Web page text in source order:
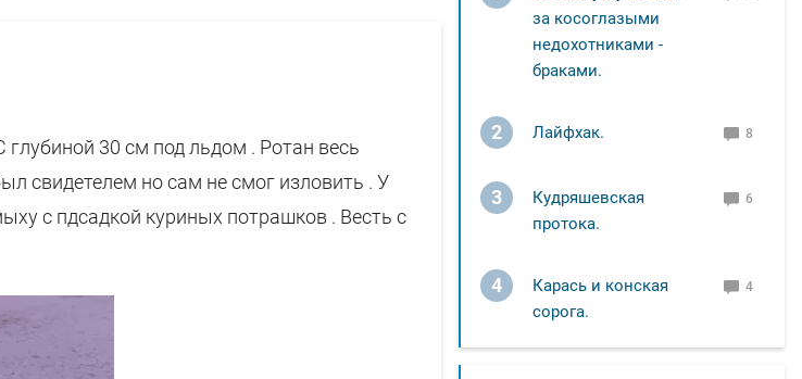
30 см под льдом . Ротан весь
свидетелем но сам не смог изловить . У
с пдсадкой куриных потрашков . Весть с
за косоглазыми
недохотниками -
браками.
2 Лайфхак. 8
3
Кудряшевская
протока.
6
4
Карась и конская
сорога.
4